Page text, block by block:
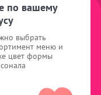
по вашему
выбрать
меню и
цвет формы